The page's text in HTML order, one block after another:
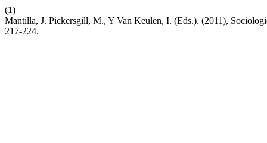
(1)
Mantilla, J. Pickersgill, M., Y Van Keulen, I. (Eds.). (2011),
217-224.